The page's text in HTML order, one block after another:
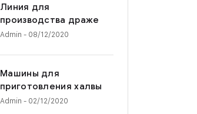
Линия для
производства драже
Admin - 08/12/2020
Машины для
приготовления халвы
Admin - 02/12/2020